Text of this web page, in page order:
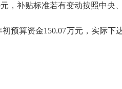
，补贴标准若有变动按照中央
预算资金150.07万元，实际下